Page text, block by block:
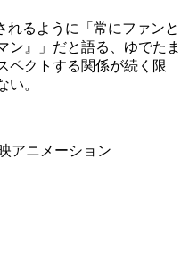
れるように「常にファンと
ン』」だと語る、ゆでたま
ペクトする関係が続く限
い。
アニメーション